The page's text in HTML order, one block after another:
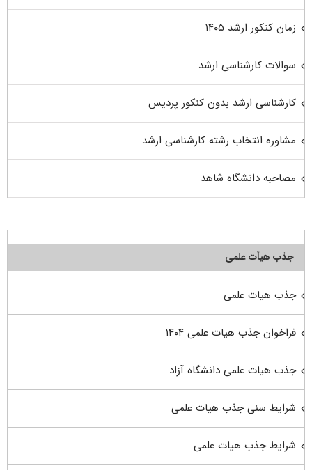
زمان کنکور ارشد ۱۴۰۵
سوالات کارشناسی ارشد
کارشناسی ارشد بدون کنکور پردیس
مشاوره انتخاب رشته کارشناسی ارشد
مصاحبه دانشگاه شاهد
جذب هیأت علمی
جذب هیات علمی
فراخوان جذب هیات علمی ۱۴۰۴
جذب هیات علمی دانشگاه آزاد
شرایط سنی جذب هیات علمی
شرایط جذب هیات علمی